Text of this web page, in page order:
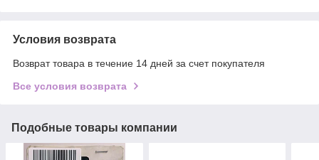
Условия возврата
Возврат товара в течение 14 дней за счет покупателя
Все условия возврата
Подобные товары компании